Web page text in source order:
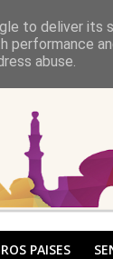
PAISES
to deliver its
performance
abuse.